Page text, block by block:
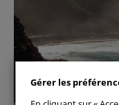
Ténérife
Gérer les